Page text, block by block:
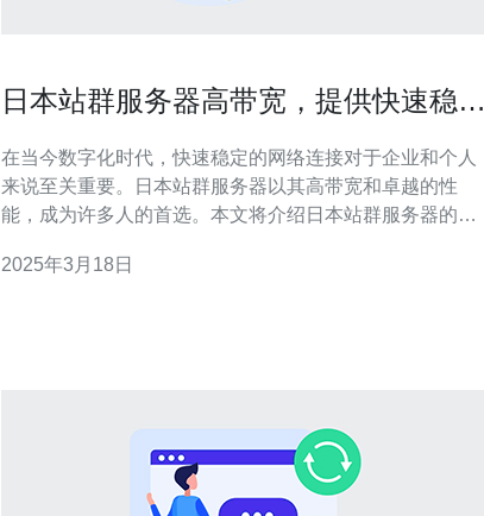
日本站群服务器高带宽，提供快速稳定
在当今数字化时代，快速稳定的网络连接对于企业和个人
来说至关重要。日本站群服务器以其高带宽和卓越的性
能，成为许多人的首选。本文将介绍日本站群服务器的特
快速的数据传输速度。无论您是在进行网上购物、观看高
2025年3月18日